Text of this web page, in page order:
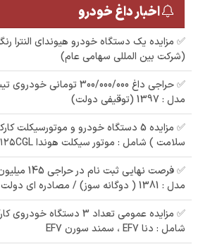
اخبار داغ خودرو
(شرکت بین المللی سهامی عام)
مدل : 1397 (توقیفی دولت)
✅ مزایده 5 دستگاه خودرو و موتورسیکلت
سلامت ) شامل : موتور سیکلت هوندا ۱۲۵CGL ، هایما 7x
✅ فرصت نهایی
مدل : 1381 ( دوگانه سوز) / مصادره ای دولت
✅ مزایده عمومی تعداد 3
شامل : دنا EF7 ، سمند سورن EF7